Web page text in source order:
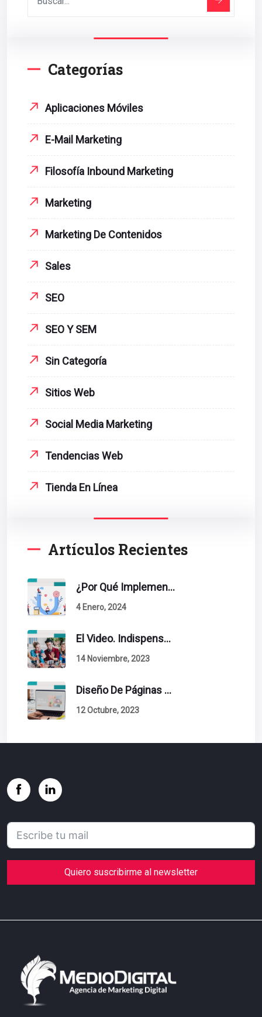
Categorías
Aplicaciones Móviles
E-Mail Marketing
Filosofía Inbound Marketing
Marketing
Marketing De Contenidos
Sales
SEO
SEO Y SEM
Sin Categoría
Sitios Web
Social Media Marketing
Tendencias Web
Tienda En Línea
Artículos Recientes
¿Por Qué Implementar La Metodología Inbound Marketing En Tu Empresa?
4 Enero, 2024
El Video. Indispensable En Tu Estrategia De Contenidos.
14 Noviembre, 2023
Diseño De Páginas Web. Esto Debe Tener Un Sitio Exitoso.
12 Octubre, 2023
Quiero suscribirme al newsletter